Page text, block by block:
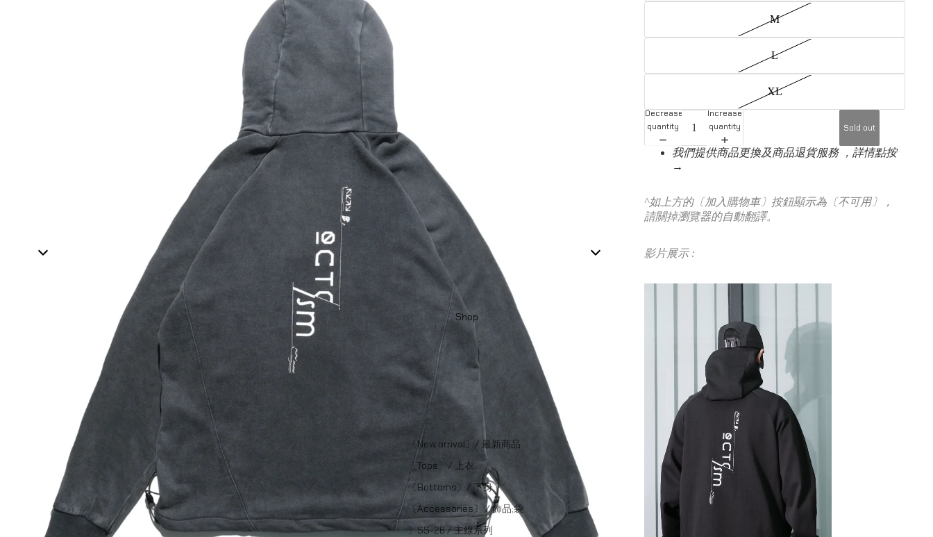
Shop
〔New arrival〕/ 最新商品
〔Tops〕/ 上衣
〔Bottoms〕/ 下身
〔Accessories〕 / 飾品;袋
〕SS-26 / 主線系列
M
L
XL
Decrease
quantity
Increase
quantity
Sold out
我們提供商品更換及商品退貨服務 ，詳情點按
→
^如上方的〔加入購物車〕按鈕顯示為〔不可用〕，
請關掉瀏覽器的自動翻譯。
影片展示 :